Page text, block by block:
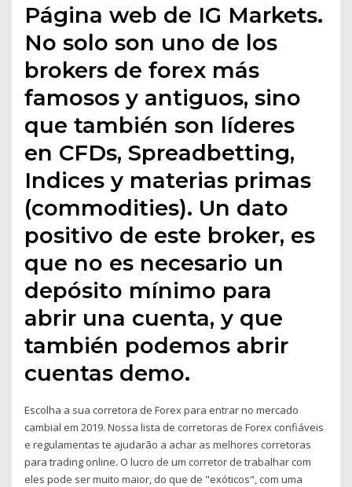
Página web de IG Markets.
No solo son uno de los
brokers de forex más
famosos y antiguos, sino
que también son líderes
en CFDs, Spreadbetting,
Indices y materias primas
(commodities). Un dato
positivo de este broker, es
que no es necesario un
depósito mínimo para
abrir una cuenta, y que
también podemos abrir
cuentas demo.
Escolha a sua corretora de Forex para entrar no mercado
cambial em 2019. Nossa lista de corretoras de Forex confiáveis
e regulamentas te ajudarão a achar as melhores corretoras
para trading online. O lucro de um corretor de trabalhar com
eles pode ser muito maior, do que de "exóticos", com uma